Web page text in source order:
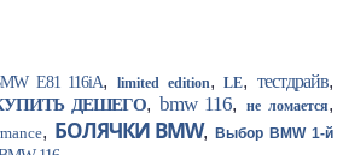
E81 116iA,limited edition,LE,тестдрайв,
ДЕШЕГО,bmw 116, не ломается,
, БОЛЯЧКИ BMW,Выбор BMW 1-й